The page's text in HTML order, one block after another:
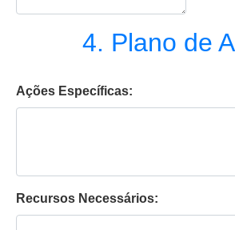
4. Plano de
Ações Específicas:
Recursos Necessários: